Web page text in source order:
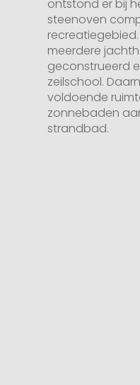
ontstond er bij
steenoven
meerdere
geconstrueerd
zeilschool.
voldoende
zonnebaden
strandbad.